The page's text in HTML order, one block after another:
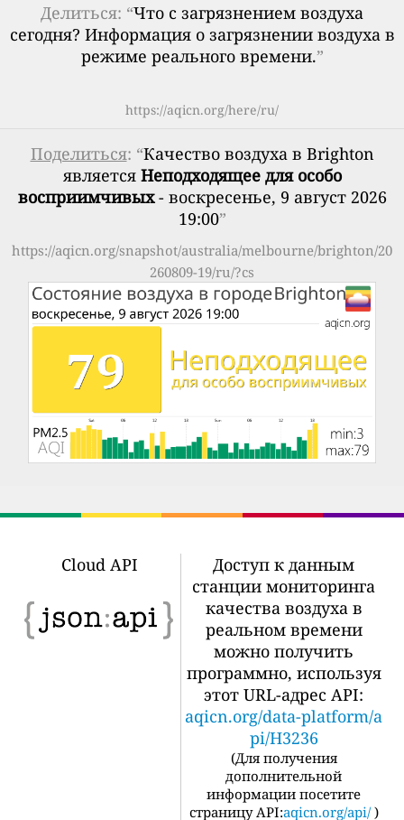
Делиться: “Что с загрязнением воздуха
сегодня? Информация о загрязнении воздуха в
режиме реального времени.”
https://aqicn.org/here/ru/
Поделиться: “Качество воздуха в Brighton
является Неподходящее для особо
восприимчивых- воскресенье, 9 август 2026
19:00”
https://aqicn.org/snapshot/australia/melbourne/brighton/20
260809-19/ru/?cs
Cloud API
Доступ к данным
станции мониторинга
качества воздуха в
реальном времени
можно получить
программно, используя
этот URL-адрес API:
aqicn.org/data-platform/a
pi/H3236
(Для получения
дополнительной
информации посетите
страницу API:aqicn.org/api/ )